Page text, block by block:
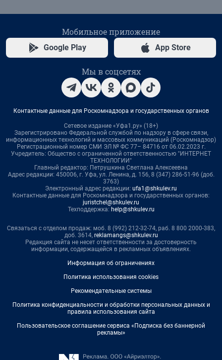
Мобильное приложение
Google Play App Store
Мы в соцсетях
Контактные данные для Роскомнадзора и государственных органов
Сетевое издание «Уфа1.ру» (18+)
Зарегистрировано Федеральной службой по надзору в сфере связи,
информационных технологий и массовых коммуникаций (Роскомнадзор)
Регистрационный номер СМИ ЭЛ № ФС 77– 84716 от 06.02.2023 г.
Учредитель: Общество с ограниченной ответственностью "ИНТЕРНЕТ
ТЕХНОЛОГИИ"
Главный редактор: Петрушкина Светлана Алексеевна
Адрес редакции: 450006, г. Уфа, ул. Ленина, д. 156, 8 (347) 286-51-96 (доб.
3763)
Электронный адрес редакции: ufa1@shkulev.ru
Контактные данные для Роскомнадзора и государственных органов:
juristchel@shkulev.ru
Техподдержка: help@shkulev.ru
Связаться с отделом продаж: моб. 8 (992) 212-32-74, раб. 8 800 2000-383,
доб. 3614, reklamangs@shkulev.ru
Редакция сайта не несет ответственности за достоверность
информации, содержащейся в рекламных объявлениях.
Информация об ограничениях
Политика использования cookies
Рекомендательные системы
Политика конфиденциальности и обработки персональных данных и
правила использования сайта
Пользовательское соглашение сервиса «Подписка без баннерной
рекламы»